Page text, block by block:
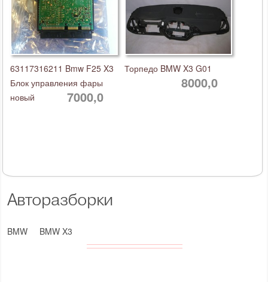
Авторазборки
BMW BMW X3
63117316211 Bmw F25 X3
Блок управления фары
новый
7000,0
Торпедо BMW X3 G01
8000,0